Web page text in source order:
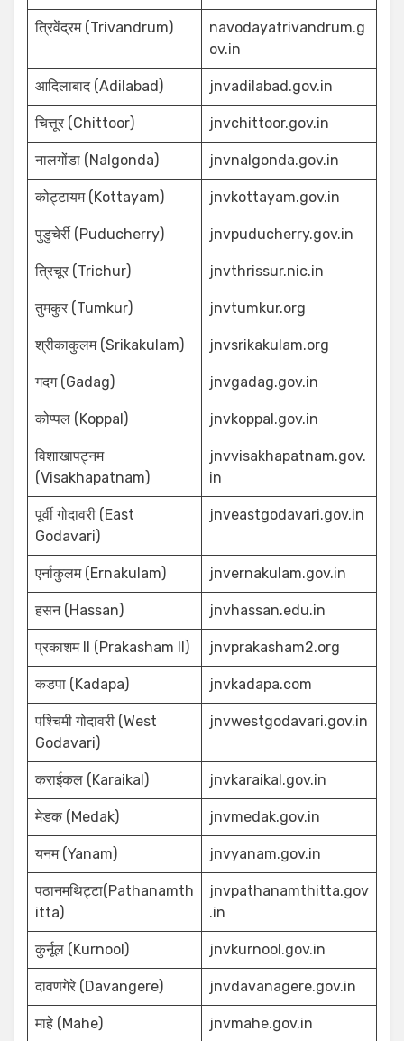
त्रिवेंद्रम (Trivandrum)
navodayatrivandrum.g
ov.in
आदिलाबाद (Adilabad) jnvadilabad.gov.in
चित्तूर (Chittoor) jnvchittoor.gov.in
नालगोंडा (Nalgonda) jnvnalgonda.gov.in
कोट्टायम (Kottayam) jnvkottayam.gov.in
पुडुचेर्री (Puducherry) jnvpuducherry.gov.in
त्रिचूर (Trichur) jnvthrissur.nic.in
तुमकुर (Tumkur) jnvtumkur.org
श्रीकाकुलम (Srikakulam) jnvsrikakulam.org
गदग (Gadag) jnvgadag.gov.in
कोप्पल (Koppal) jnvkoppal.gov.in
विशाखापट्नम
(Visakhapatnam)
jnvvisakhapatnam.gov.
in
पूर्वी गोदावरी (East
Godavari)
jnveastgodavari.gov.in
एर्नाकुलम (Ernakulam) jnvernakulam.gov.in
हसन (Hassan) jnvhassan.edu.in
प्रकाशम II (Prakasham II) jnvprakasham2.org
कडपा (Kadapa) jnvkadapa.com
पश्चिमी गोदावरी (West
Godavari)
jnvwestgodavari.gov.in
कराईकल (Karaikal) jnvkaraikal.gov.in
मेडक (Medak) jnvmedak.gov.in
यनम (Yanam) jnvyanam.gov.in
पठानमथिट्टा(Pathanamth
itta)
jnvpathanamthitta.gov
.in
कुर्नूल (Kurnool) jnvkurnool.gov.in
दावणगेरे (Davangere) jnvdavanagere.gov.in
माहे (Mahe) jnvmahe.gov.in